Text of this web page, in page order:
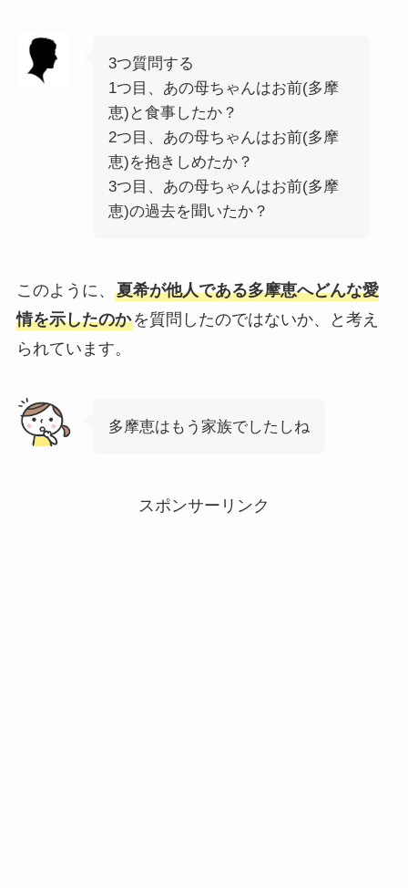
3つ質問する
1つ目、あの母ちゃんはお前(多摩
恵)と食事したか？
2つ目、あの母ちゃんはお前(多摩
恵)を抱きしめたか？
3つ目、あの母ちゃんはお前(多摩
恵)の過去を聞いたか？
このように、 夏希が他人である多摩恵へどんな愛
情を示したのかを質問したのではないか、と考え
られています。
多摩恵はもう家族でしたしね
スポンサーリンク